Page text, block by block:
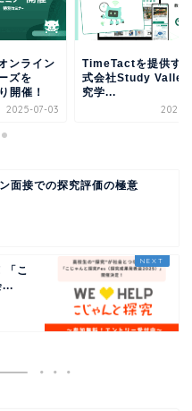
ンライン
ズを
開催！
2025-07-03
TimeTactを提供す
式会社Study Valley
究学...
2025-
面接での探究評価の極意
「こ
...